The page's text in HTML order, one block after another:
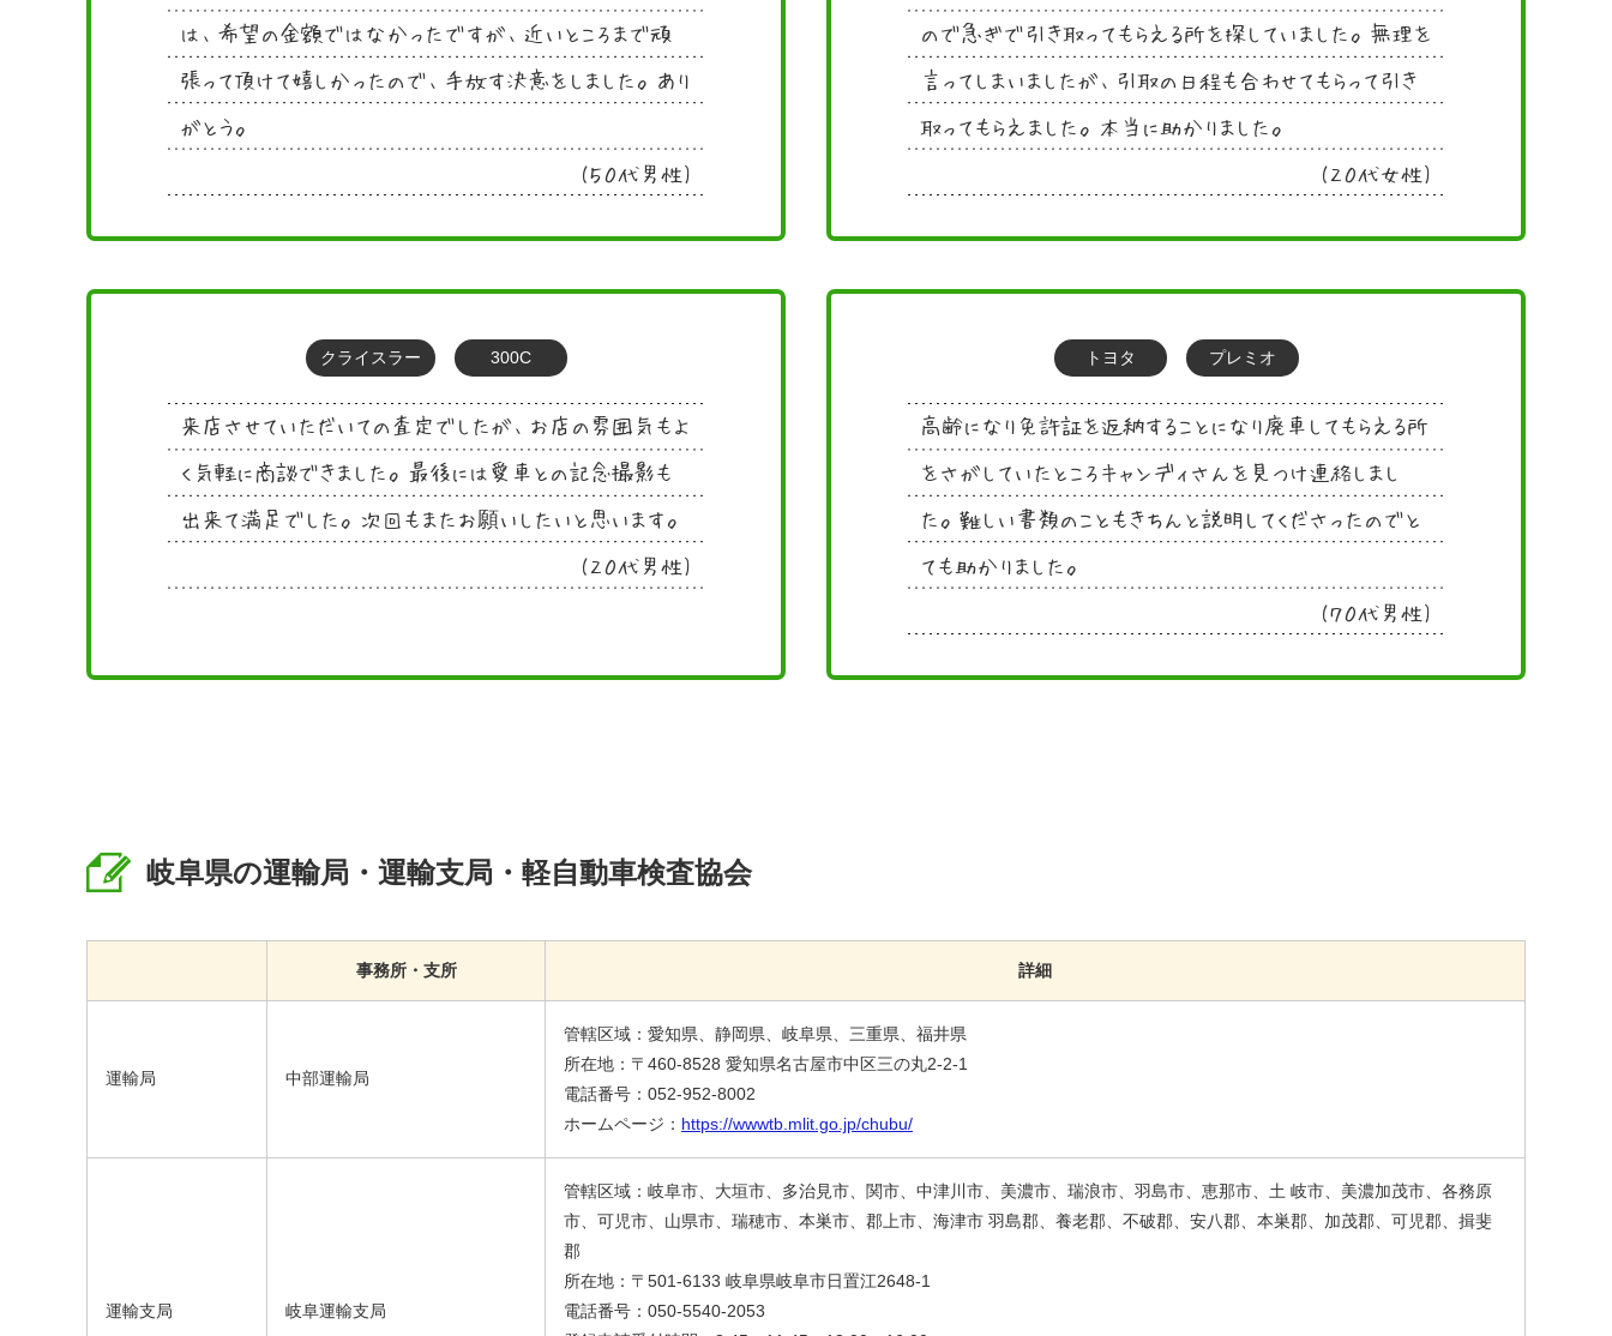
は、希望の金額ではなかったですが、近いところまで頑
張って頂けて嬉しかったので、手放す決意をしました。あり
がとう。
(５０代男性)
ので急ぎで引き取ってもらえる所を探していました。無理を
言ってしまいましたが、引取の日程も合わせてもらって引き
取ってもらえました。本当に助かりました。
(２０代女性)
クライスラー 300C
来店させていただいての査定でしたが、お店の雰囲気もよ
く気軽に商談できました。最後には愛車との記念撮影も
出来て満足でした。次回もまたお願いしたいと思います。
(２０代男性)
トヨタ プレミオ
高齢になり免許証を返納することになり廃車してもらえる所
をさがしていたところキャンディさんを見つけ連絡しまし
た。難しい書類のこともきちんと説明してくださったのでと
ても助かりました。
(７０代男性)
岐阜県の運輸局・運輸支局・軽自動車検査協会
事務所・支所 詳細
運輸局 中部運輸局
管轄区域：愛知県、静岡県、岐阜県、三重県、福井県
所在地：〒460-8528 愛知県名古屋市中区三の丸2-2-1
電話番号：052-952-8002
ホームページ： https://wwwtb.mlit.go.jp/chubu/
運輸支局 岐阜運輸支局
管轄区域：岐阜市、大垣市、多治見市、関市、中津川市、美濃市、瑞浪市、羽島市、恵那市、土 岐市、美濃加茂市、各務原
市、可児市、山県市、瑞穂市、本巣市、郡上市、海津市 羽島郡、養老郡、不破郡、安八郡、本巣郡、加茂郡、可児郡、揖斐
郡
所在地：〒501-6133 岐阜県岐阜市日置江2648-1
電話番号：050-5540-2053